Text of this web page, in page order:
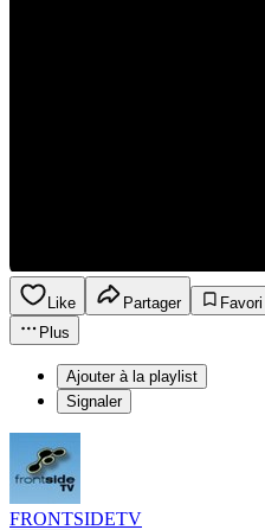
Like Partager
Favori
Plus
Ajouter à la playlist
Signaler
FRONTSIDETV